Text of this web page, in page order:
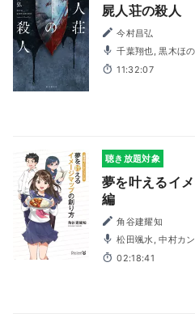
屍人荘の殺人
今村昌弘
千葉翔也, 黒木ほの香, 藤原聖侑, 中村純也, 木本景子, 野
田航弥, 内山悠里菜,
丸, 中西伶郎, 遠野夏
11:32:07
聴き放題対象
夢を叶えるイ
編
角谷建耀知
松田颯水, 中村カンナ, 真野あゆみ, 柳晃平, 田辺留依, 本
宮光, 南雲希美, 下鶴
子, 糸間蛍, 伊藤友紀子
02:18:41